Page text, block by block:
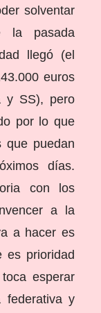
solventar
la pasada
llegó (el
euros
y SS), pero
por lo que
que puedan
días.
con los
a la
a hacer es
es prioridad
esperar
federativa y